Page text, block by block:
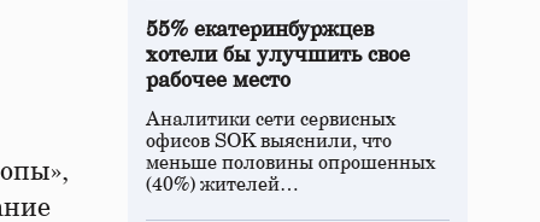
55% екатеринбуржцев
хотели бы улучшить свое
рабочее место
Аналитики сети сервисных
офисов SOK выяснили, что
меньше половины опрошенных
(40%) жителей…